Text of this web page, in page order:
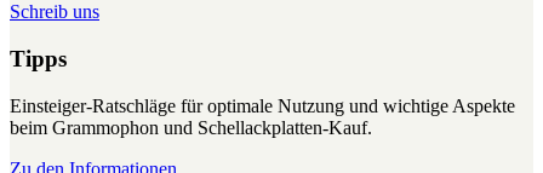
Schreib uns
Tipps
Einsteiger-Ratschläge für optimale Nutzung und wichtige Aspekte
beim Grammophon und Schellackplatten-Kauf.
Zu den Informationen